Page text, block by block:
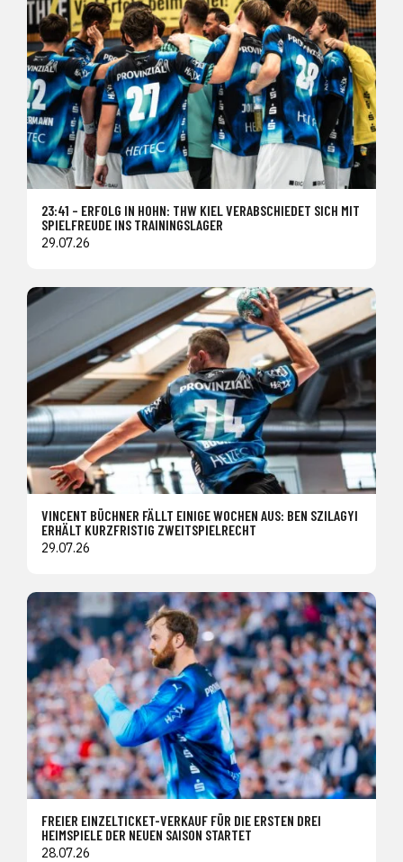
23:41 – ERFOLG IN HOHN: THW KIEL VERABSCHIEDET SICH MIT
SPIELFREUDE INS TRAININGSLAGER
29.07.26
VINCENT BÜCHNER FÄLLT EINIGE WOCHEN AUS: BEN SZILAGYI
ERHÄLT KURZFRISTIG ZWEITSPIELRECHT
29.07.26
FREIER EINZELTICKET-VERKAUF FÜR DIE ERSTEN DREI
HEIMSPIELE DER NEUEN SAISON STARTET
28.07.26